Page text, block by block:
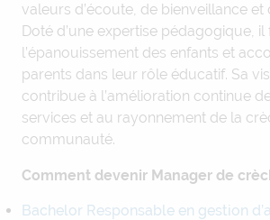
valeurs d’écoute, de bienveillance et
Doté d’une expertise pédagogique, il
l’épanouissement des enfants et
parents dans leur rôle éducatif. Sa
contribue à l’amélioration continue
services et au rayonnement de la
communauté.
Comment devenir Manager de
Bachelor Responsable en gestion